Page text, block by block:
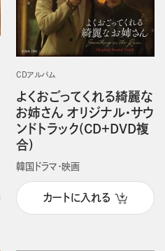
CDアルバム
よくおごってくれる綺麗な
お姉さん オリジナル・サウ
ンドトラック(CD＋DVD複
合)
韓国ドラマ・映画
カートに入れる